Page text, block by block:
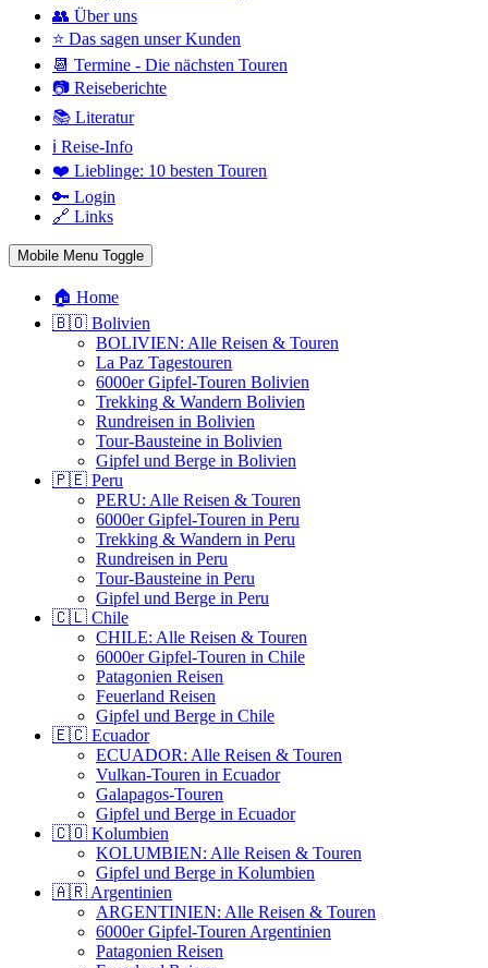
👥 Über uns
⭐ Das sagen unser Kunden
📆 Termine - Die nächsten Touren
📷 Reiseberichte
📚 Literatur
ℹ️ Reise-Info
❤️ Lieblinge: 10 besten Touren
🔑 Login
🔗 Links
Mobile Menu Toggle
🏠 Home
🇧🇴 Bolivien
BOLIVIEN: Alle Reisen & Touren
La Paz Tagestouren
6000er Gipfel-Touren Bolivien
Trekking & Wandern Bolivien
Rundreisen in Bolivien
Tour-Bausteine in Bolivien
Gipfel und Berge in Bolivien
🇵🇪 Peru
PERU: Alle Reisen & Touren
6000er Gipfel-Touren in Peru
Trekking & Wandern in Peru
Rundreisen in Peru
Tour-Bausteine in Peru
Gipfel und Berge in Peru
🇨🇱 Chile
CHILE: Alle Reisen & Touren
6000er Gipfel-Touren in Chile
Patagonien Reisen
Feuerland Reisen
Gipfel und Berge in Chile
🇪🇨 Ecuador
ECUADOR: Alle Reisen & Touren
Vulkan-Touren in Ecuador
Galapagos-Touren
Gipfel und Berge in Ecuador
🇨🇴 Kolumbien
KOLUMBIEN: Alle Reisen & Touren
Gipfel und Berge in Kolumbien
🇦🇷 Argentinien
ARGENTINIEN: Alle Reisen & Touren
6000er Gipfel-Touren Argentinien
Patagonien Reisen